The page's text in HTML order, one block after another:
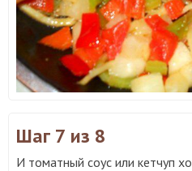
Шаг 7 из 8
И томатный соус или кетчуп